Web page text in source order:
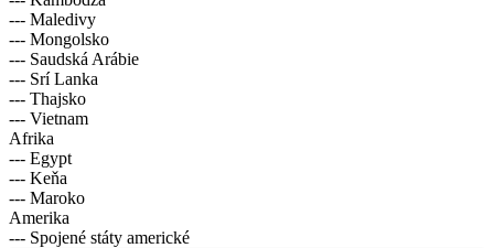
--- Maledivy
--- Mongolsko
--- Saudská Arábie
--- Srí Lanka
--- Thajsko
--- Vietnam
Afrika
--- Egypt
--- Keňa
--- Maroko
Amerika
--- Spojené státy americké